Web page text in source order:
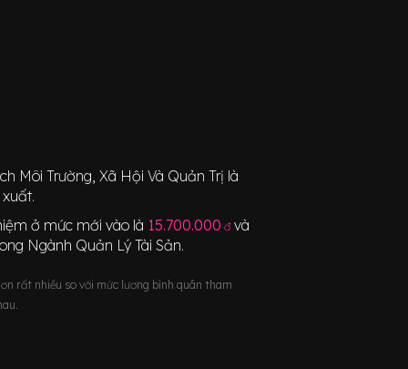
Môi Trường, Xã Hội Và Quản Trị là
ở mức mới vào là 15.700.000 đ và
Ngành Quản Lý Tài Sản.
rất nhiều so với mức lương bình quân tham